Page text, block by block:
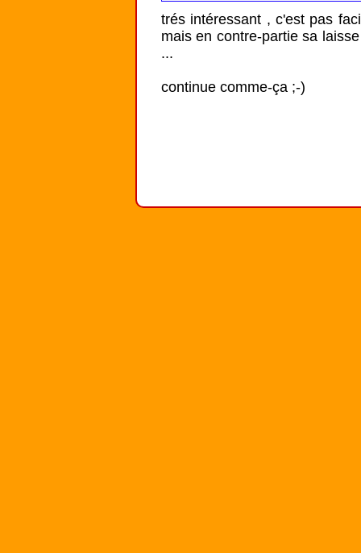
trés intéressant , c'est pas
mais en contre-partie sa
...
continue comme-ça ;-)